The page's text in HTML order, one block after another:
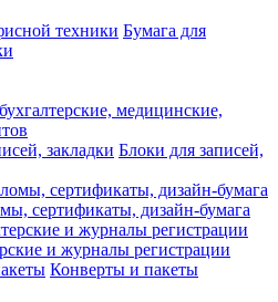
Бумага для
медицинские,
Блоки для записей,
сертификаты, дизайн-бумага
и журналы регистрации
Конверты и пакеты